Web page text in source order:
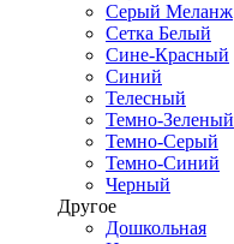
Серый Меланж
Сетка Белый
Сине-Красный
Синий
Телесный
Темно-Зеленый
Темно-Серый
Темно-Синий
Черный
Другое
Дошкольная